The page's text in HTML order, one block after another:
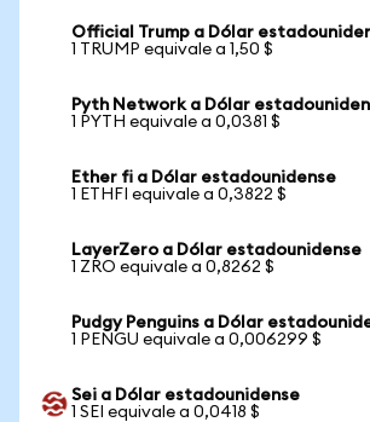
Official Trump a Dólar
1 TRUMP equivale a 1,50 $
Pyth Network a Dólar
1 PYTH equivale a 0,0381 $
Ether fi a Dólar estadounidense
1 ETHFI equivale a 0,3822 $
LayerZero a Dólar estadounidense
1 ZRO equivale a 0,8262 $
Pudgy Penguins a Dólar
1 PENGU equivale a 0,006299 $
Sei a Dólar estadounidense
1 SEI equivale a 0,0418 $